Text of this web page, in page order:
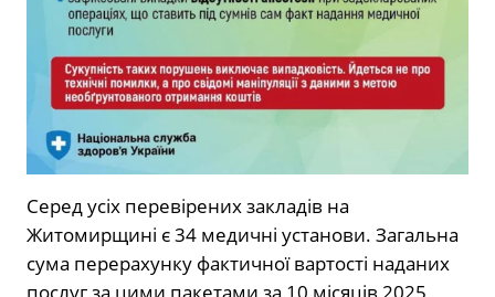
Серед усіх перевірених закладів на
Житомирщині є 34 медичні установи. Загальна
сума перерахунку фактичної вартості наданих